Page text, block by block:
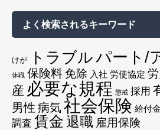
よく検索されるキーワード
けが トラブルパート/
休職 保険料 免除 入社 労使協定
産 必要な規程 懲戒 採用
男性 病気 社会保険 給付
調査 賃金退職 雇用保険